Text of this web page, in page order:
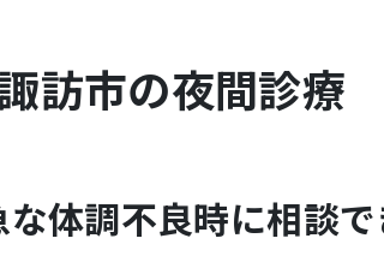
訪市の夜間診療
体調不良時に相談